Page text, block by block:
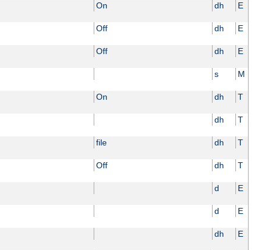
On dh E
Off dh E
Off dh E
s M
On dh T
dh T
file dh T
Off dh T
d E
d E
dh E